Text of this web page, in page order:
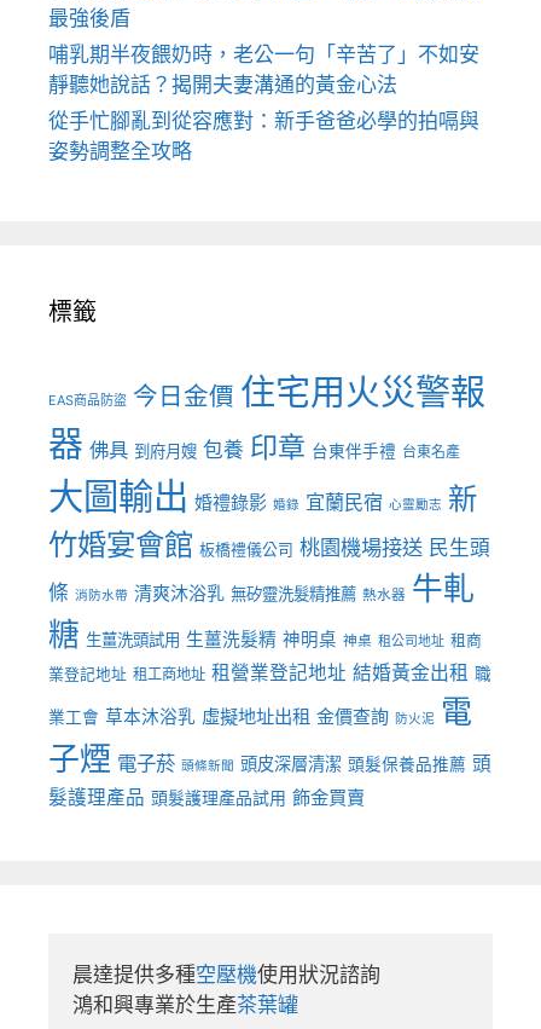
最強後盾
哺乳期半夜餵奶時，老公一句「辛苦了」不如安
靜聽她說話？揭開夫妻溝通的黃金心法
從手忙腳亂到從容應對：新手爸爸必學的拍嗝與
姿勢調整全攻略
標籤
EAS商品防盜 今日金價 住宅用火災警報
器 佛具 到府月嫂 包養 印章 台東伴手禮 台東名產
大圖輸出 婚禮錄影 婚錄 宜蘭民宿 心靈勵志 新
竹婚宴會館 板橋禮儀公司 桃園機場接送 民生頭
條 消防水帶 清爽沐浴乳 無矽靈洗髮精推薦 熱水器 牛軋
糖 生薑洗頭試用 生薑洗髮精 神明桌 神桌 租公司地址 租商
業登記地址 租工商地址 租營業登記地址 結婚黃金出租 職
業工會 草本沐浴乳 虛擬地址出租 金價查詢 防火泥 電
子煙 電子菸 頭條新聞 頭皮深層清潔 頭髮保養品推薦 頭
髮護理產品 頭髮護理產品試用 飾金買賣
晨達提供多種空壓機使用狀況諮詢
鴻和興專業於生產茶葉罐